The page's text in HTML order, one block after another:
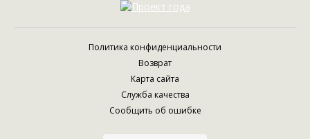
Политика конфиденциальности
Возврат
Карта сайта
Служба качества
Сообщить об ошибке